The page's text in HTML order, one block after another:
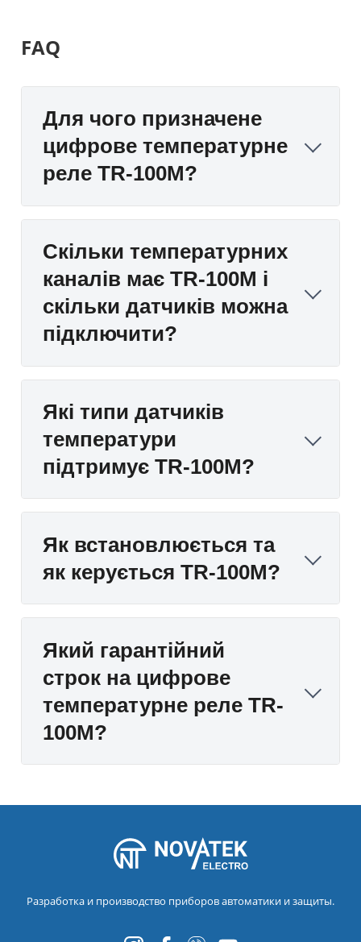
FAQ
Для чого призначене
цифрове температурне
реле TR-100М?
Скільки температурних
каналів має TR-100М і
скільки датчиків можна
підключити?
Які типи датчиків
температури
підтримує TR-100М?
Як встановлюється та
як керується TR-100М?
Який гарантійний
строк на цифрове
температурне реле TR-
100М?
Разработка и производство приборов автоматики и защиты.